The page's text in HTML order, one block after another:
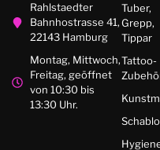
Rahlstaedter
Bahnhostrasse 41,
22143 Hamburg
Montag, Mittwoch,
Freitag, geöffnet
von 10:30 bis
13:30 Uhr.
Tuber,
Grepp,
Tippar
Tattoo-